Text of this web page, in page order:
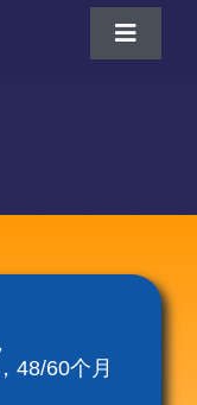
Toggle
48/60个月